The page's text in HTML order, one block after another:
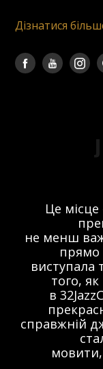
Дізнатися
Це
не менш
прямо
виступала
того,
в
справжній